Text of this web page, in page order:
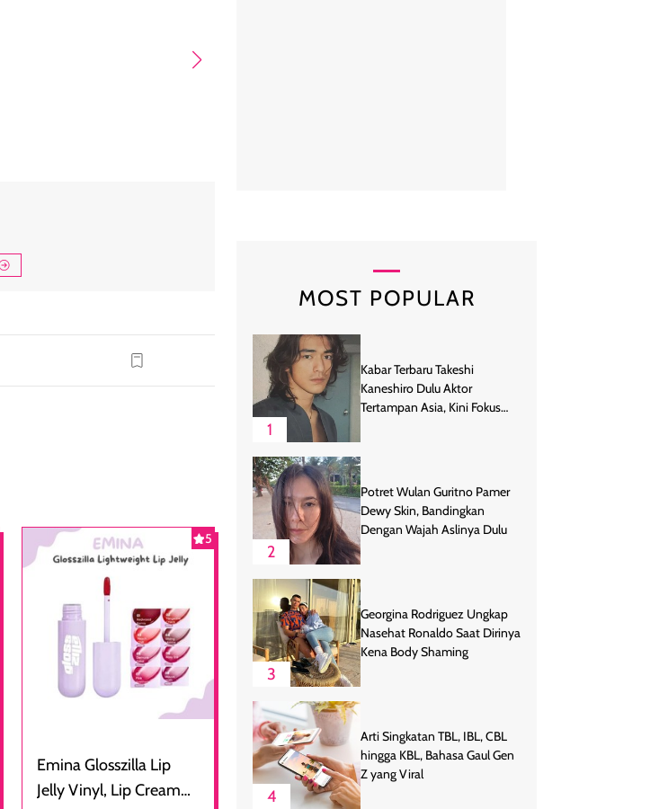
5
Emina Glosszilla Lip
Jelly Vinyl, Lip Cream
MOST POPULAR
1
Kabar Terbaru Takeshi
Kaneshiro Dulu Aktor
Tertampan Asia, Kini Fokus
2
Potret Wulan Guritno Pamer
Dewy Skin, Bandingkan
Dengan Wajah Aslinya Dulu
3
Georgina Rodriguez Ungkap
Nasehat Ronaldo Saat Dirinya
Kena Body Shaming
4
Arti Singkatan TBL, IBL, CBL
hingga KBL, Bahasa Gaul Gen
Z yang Viral